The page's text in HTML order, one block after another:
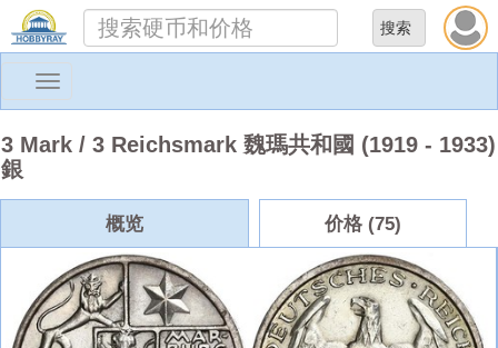
Toggle
3 Mark / 3 Reichsmark 魏瑪共和國 (1919 - 1933)
銀
概览 价格 (75)